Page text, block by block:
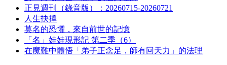
正見週刊（錄音版）：20260715-20260721
人生抉擇
莫名的恐懼，來自前世的記憶
「名」娃娃現形記 第二季（6）
在魔難中體悟「弟子正念足，師有回天力」的法理